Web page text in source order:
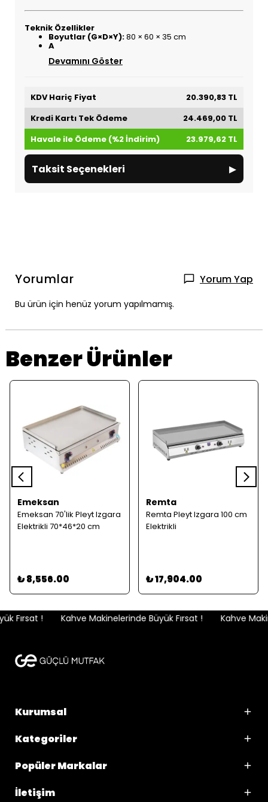
Teknik Özellikler
Boyutlar (G×D×Y):80 × 60 × 35 cm
A
Devamını Göster
KDV Hariç Fiyat
20.390,83 TL
Kredi Kartı Tek Ödeme
24.469,00 TL
Havale ile Ödeme (%2 İndirim)
23.979,62 TL
Taksit Seçenekleri ▸
Yorumlar Yorum Yap
Bu ürün için henüz yorum yapılmamış.
Benzer Ürünler
Emeksan
Emeksan 70'lik Pleyt Izgara
Elektrikli 70*46*20 cm
₺ 8,556.00
Remta
Remta Pleyt Izgara 100 cm
Elektrikli
₺ 17,904.00
Fırsat ! Kahve Makinelerinde Büyük Fırsat ! Kahve
Kurumsal
Kategoriler
Popüler Markalar
İletişim